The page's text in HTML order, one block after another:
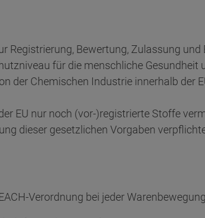
Registrierung, Bewertung, Zulassung
für die menschliche Gesundheit
der Chemischen Industrie innerhalb der
EU nur noch (vor-)registrierte Stoffe
dieser gesetzlichen Vorgaben
Verordnung bei jeder